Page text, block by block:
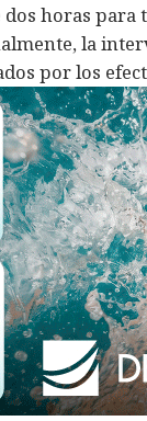
horas
la
por los